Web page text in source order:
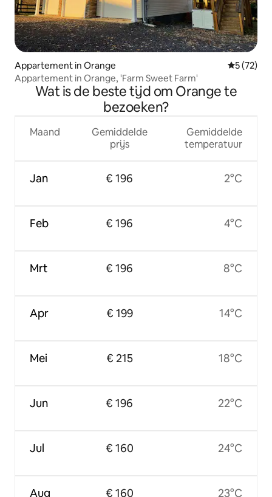
Appartement in Orange
5 (72)
Appartement in Orange, 'Farm Sweet Farm'
Wat is de beste tijd om Orange te
bezoeken?
Maand
Jan
Feb
Mrt
Apr
Mei
Jun
Jul
Aug
Gemiddelde
prijs
€ 196
€ 196
€ 196
€ 199
€ 215
€ 196
€ 160
€ 160
Gemiddelde
temperatuur
2°C
4°C
8°C
14°C
18°C
22°C
24°C
23°C